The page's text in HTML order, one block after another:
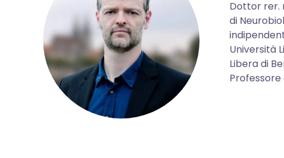
Dottor rer.
di
Università
Libera di
Professore